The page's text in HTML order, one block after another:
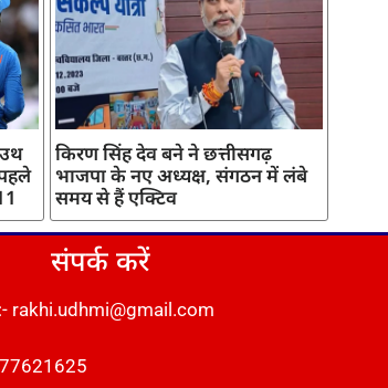
किरण सिंह देव बने ने छत्तीसगढ़
भाजपा के नए अध्यक्ष, संगठन में लंबे
समय से हैं एक्टिव
संपर्क करें
rakhi.udhmi@gmail.com